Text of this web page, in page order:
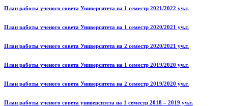
План работы ученого совета Университета на 1 семестр 2021/2022 уч.г.
План работы ученого совета Университета на 1 семестр 2020/2021 уч.г.
План работы ученого совета Университета на 2 семестр 2020/2021 уч.г.
План работы ученого совета Университета на 1 семестр 2019/2020 уч.г.
План работы ученого совета Университета на 2 семестр 2019/2020 уч.г.
План работы ученого совета университета на 1 семестр 2018 – 2019 уч.г.